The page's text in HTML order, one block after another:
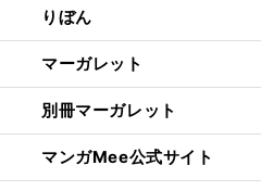
りぼん
マーガレット
別冊マーガレット
マンガMee公式サイト